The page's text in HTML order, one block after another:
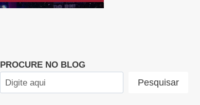
PROCURE NO BLOG
Pesquisar